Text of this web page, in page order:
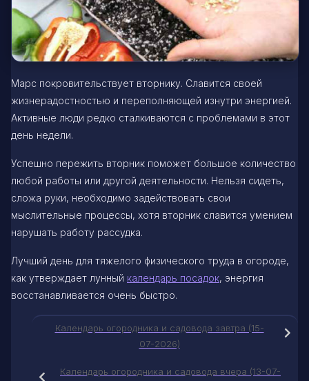
Марс покровительствует вторнику. Славится своей
жизнерадостностью и переполняющей изнутри энергией.
Активные люди редко сталкиваются с проблемами в этот
день недели.
Успешно пережить вторник поможет большое количество
любой работы или другой деятельности. Нельзя сидеть,
сложа руки, необходимо задействовать свои
мыслительные процессы, хотя вторник славится умением
нарушать работу рассудка.
Лучший день для тяжелого физического труда в огороде,
как утверждает лунный календарь посадок, энергия
восстанавливается очень быстро.
Календарь огородника и садовода завтра (15-
07-2026)
Календарь огородника и садовода вчера (13-07-